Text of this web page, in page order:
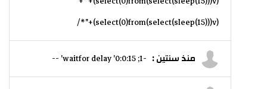
(select(0)from(select(sleep(15)))v)+"*/
منذ سنتين : -1; waitfor delay '0:0:15' --